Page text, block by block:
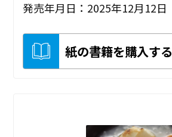
発売年月日：2025年12月12日
紙の書籍を購入する